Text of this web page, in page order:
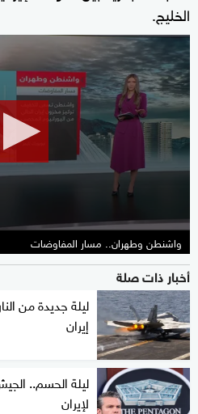
الخليج.
واشنطن وطهران.. مسار المفاوضات
أخبار ذات صلة
ليلة جديدة من
إيران
ليلة الحسم..
لإيران